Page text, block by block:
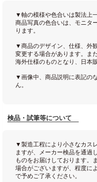
▼軸の模様や色合いは製法上
商品写真の色合いは、モニタ
ります。
▼商品のデザイン、仕様、外
変更する場合があります。ま
海外仕様のものとなり、日本
▼画像中、商品説明に表記の
ん。
検品・試筆等について
▼製造工程により小さなカス
ますが、メーカー検品を通過
ものをお届けしております。
場合がございますが、程度に
で予めご了承ください。